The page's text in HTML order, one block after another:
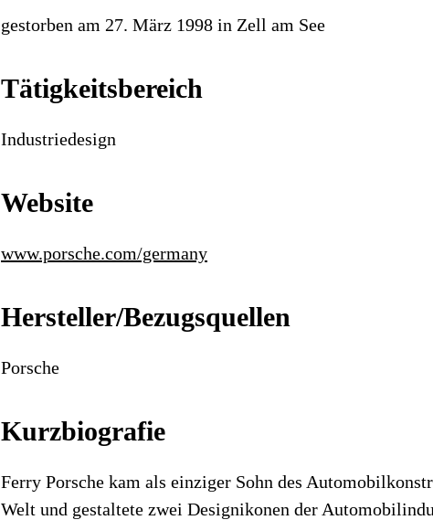
gestorben am 27. März 1998 in Zell am See
Tätigkeitsbereich
Industriedesign
Website
www.porsche.com/germany
Hersteller/Bezugsquellen
Porsche
Kurzbiografie
Ferry Porsche kam als einziger Sohn des
Welt und gestaltete zwei Designikonen der